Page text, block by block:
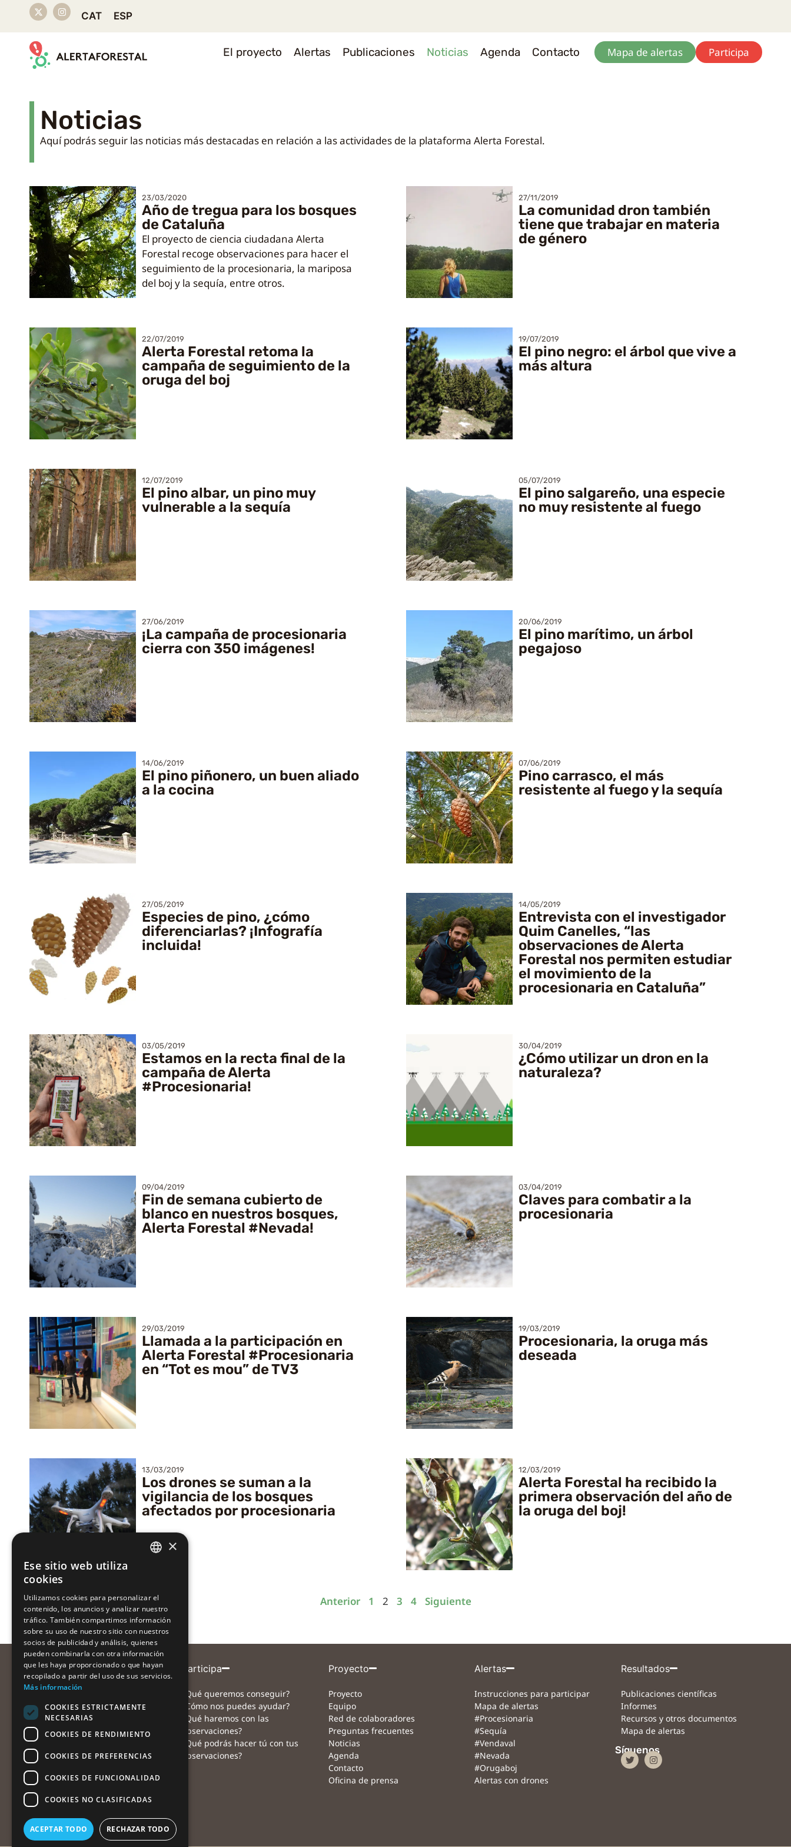
CAT ESP
El proyecto Alertas Publicaciones Noticias Agenda Contacto Mapa de alertas Participa
Noticias
Aquí podrás seguir las noticias más destacadas en relación a las actividades de la plataforma Alerta Forestal.
23/03/2020
Año de tregua para los bosques
de Cataluña
El proyecto de ciencia ciudadana Alerta
Forestal recoge observaciones para hacer el
seguimiento de la procesionaria, la mariposa
del boj y la sequía, entre otros.
27/11/2019
La comunidad dron también
tiene que trabajar en materia
de género
22/07/2019
Alerta Forestal retoma la
campaña de seguimiento de la
oruga del boj
19/07/2019
El pino negro: el árbol que vive a
más altura
12/07/2019
El pino albar, un pino muy
vulnerable a la sequía
05/07/2019
El pino salgareño, una especie
no muy resistente al fuego
27/06/2019
¡La campaña de procesionaria
cierra con 350 imágenes!
20/06/2019
El pino marítimo, un árbol
pegajoso
14/06/2019
El pino piñonero, un buen aliado
a la cocina
07/06/2019
Pino carrasco, el más
resistente al fuego y la sequía
27/05/2019
Especies de pino, ¿cómo
diferenciarlas? ¡Infografía
incluida!
14/05/2019
Entrevista con el investigador
Quim Canelles, “las
observaciones de Alerta
Forestal nos permiten estudiar
el movimiento de la
procesionaria en Cataluña”
03/05/2019
Estamos en la recta final de la
campaña de Alerta
#Procesionaria!
30/04/2019
¿Cómo utilizar un dron en la
naturaleza?
09/04/2019
Fin de semana cubierto de
blanco en nuestros bosques,
Alerta Forestal #Nevada!
03/04/2019
Claves para combatir a la
procesionaria
29/03/2019
Llamada a la participación en
Alerta Forestal #Procesionaria
en “Tot es mou” de TV3
19/03/2019
Procesionaria, la oruga más
deseada
13/03/2019
Los drones se suman a la
vigilancia de los bosques
afectados por procesionaria
12/03/2019
Alerta Forestal ha recibido la
primera observación del año de
la oruga del boj!
Anterior 1 2 3 4 Siguiente
Entidad coordinadora
Con el apoyo de
Con la colaboración de
Participa
¿Qué queremos conseguir?
¿Cómo nos puedes ayudar?
¿Qué haremos con las
observaciones?
¿Qué podrás hacer tú con tus
observaciones?
Proyecto
Proyecto
Equipo
Red de colaboradores
Preguntas frecuentes
Noticias
Agenda
Contacto
Oficina de prensa
Alertas
Instrucciones para participar
Mapa de alertas
#Procesionaria
#Sequía
#Vendaval
#Nevada
#Orugaboj
Alertas con drones
Resultados
Publicaciones científicas
Informes
Recursos y otros documentos
Mapa de alertas
Síguenos
SPANISH
×
Ese sitio web utiliza
cookies
Utilizamos cookies para personalizar el
contenido, los anuncios y analizar nuestro
tráfico. También compartimos información
sobre su uso de nuestro sitio con nuestros
socios de publicidad y análisis, quienes
pueden combinarla con otra información
que les haya proporcionado o que hayan
recopilado a partir del uso de sus servicios.
Más información
COOKIES ESTRICTAMENTE
NECESARIAS
COOKIES DE RENDIMIENTO
COOKIES DE PREFERENCIAS
COOKIES DE FUNCIONALIDAD
COOKIES NO CLASIFICADAS
ACEPTAR TODO RECHAZAR TODO